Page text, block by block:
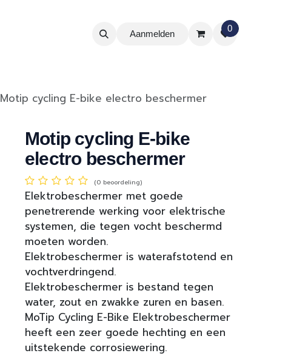
Aanmelden
0
Motip cycling E-bike electro beschermer
Motip cycling E-bike
electro beschermer
(0 beoordeling)
Elektrobeschermer met goede
penetrerende werking voor elektrische
systemen, die tegen vocht beschermd
moeten worden.
Elektrobeschermer is waterafstotend en
vochtverdringend.
Elektrobeschermer is bestand tegen
water, zout en zwakke zuren en basen.
MoTip Cycling E-Bike Elektrobeschermer
heeft een zeer goede hechting en een
uitstekende corrosiewering.